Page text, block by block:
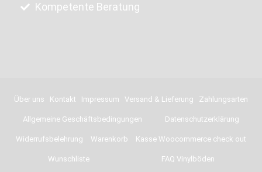
Kompetente Beratung
Über uns Kontakt Impressum Versand & Lieferung Zahlungsarten
Allgemeine Geschäftsbedingungen Datenschutzerklärung
Widerrufsbelehrung Warenkorb Kasse Woocommerce check out
Wunschliste FAQ Vinylböden